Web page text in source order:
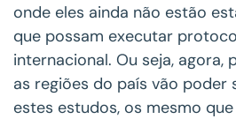
onde eles ainda não estão
que possam executar
internacional. Ou seja, agora,
as regiões do país vão poder
estes estudos, os mesmo